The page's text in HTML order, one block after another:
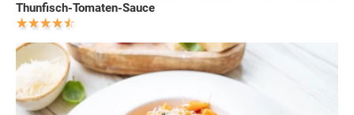
Thunfisch-Tomaten-Sauce